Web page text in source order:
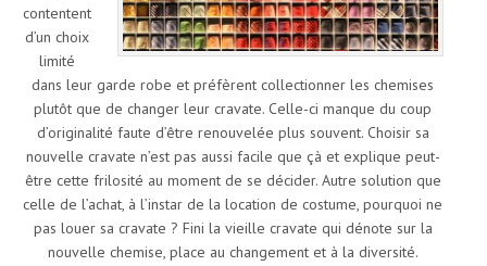
contentent
d’un choix
limité
dans leur garde robe et préfèrent collectionner les chemises
plutôt que de changer leur cravate. Celle-ci manque du coup
d’originalité faute d’être renouvelée plus souvent. Choisir sa
nouvelle cravate n’est pas aussi facile que çà et explique peut-
être cette frilosité au moment de se décider. Autre solution que
celle de l’achat, à l’instar de la location de costume, pourquoi ne
pas louer sa cravate ? Fini la vieille cravate qui dénote sur la
nouvelle chemise, place au changement et à la diversité.